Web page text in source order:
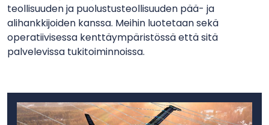
teollisuuden ja puolustusteollisuuden pää- ja
alihankkijoiden kanssa. Meihin luotetaan sekä
operatiivisessa kenttäympäristössä että sitä
palvelevissa tukitoiminnoissa.